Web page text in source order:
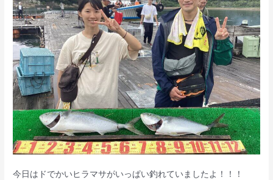
今日はドでかいヒラマサがいっぱい釣れていましたよ！！！